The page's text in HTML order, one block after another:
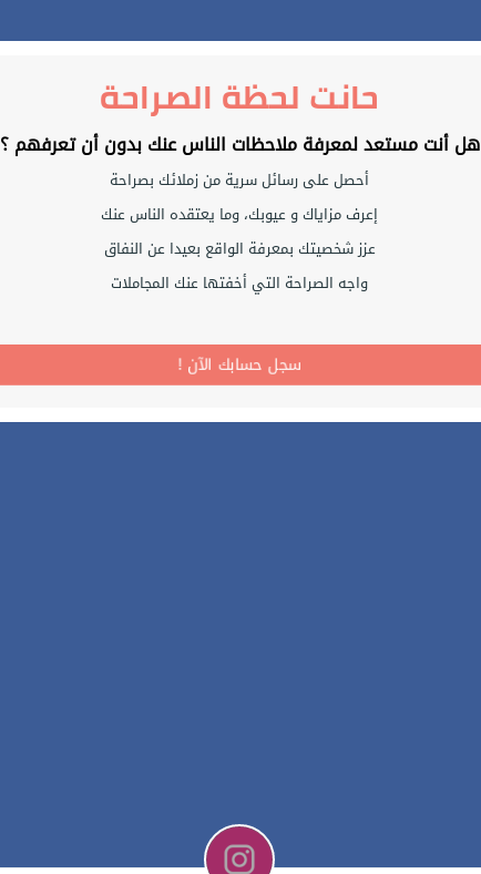
حانت لحظة الصراحة
هل أنت مستعد لمعرفة ملاحظات الناس عنك بدون أن تعرفهم ؟
أحصل على رسائل سرية من زملائك بصراحة
إعرف مزاياك و عيوبك، وما يعتقده الناس عنك
عزز شخصيتك بمعرفة الواقع بعيدا عن النفاق
واجه الصراحة التي أخفتها عنك المجاملات
! سجل حسابك الآن